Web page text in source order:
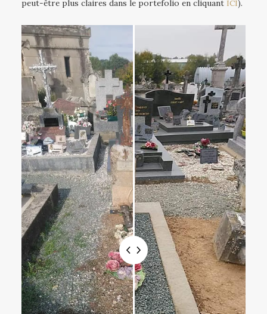
peut-être plus claires dans le portefolio en cliquant ICI).